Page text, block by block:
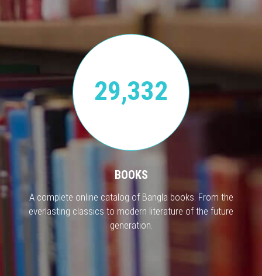
29,332
BOOKS
A complete online catalog of Bangla books. From the
everlasting classics to modern literature of the future
generation.